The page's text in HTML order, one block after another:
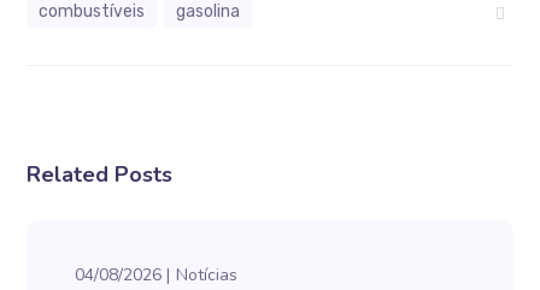
combustíveis gasolina
Related Posts
04/08/2026 Notícias